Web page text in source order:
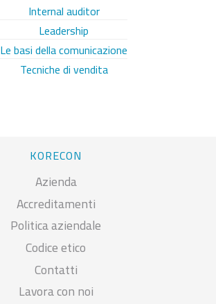
Internal auditor
Leadership
Le basi della comunicazione
Tecniche di vendita
KORECON
Azienda
Accreditamenti
Politica aziendale
Codice etico
Contatti
Lavora con noi